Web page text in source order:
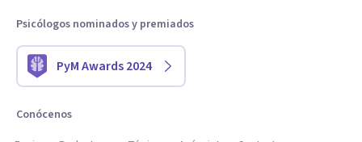
Psicólogos nominados y premiados
PyM Awards 2024
Conócenos